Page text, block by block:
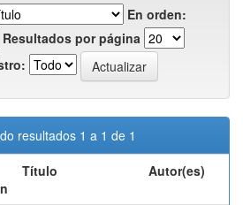
En orden:
Resultados por página
resultados 1 a 1 de 1
Título Autor(es)